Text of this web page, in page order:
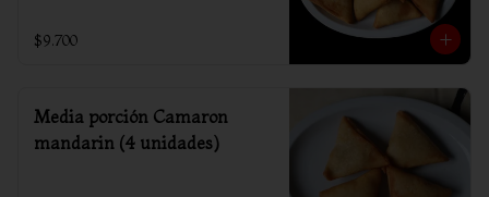
$9.700
Media porción Camaron
mandarin (4 unidades)